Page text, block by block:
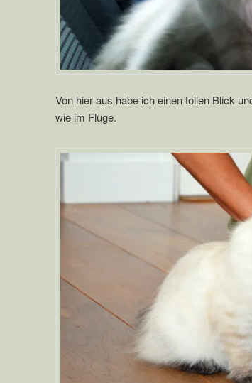
Von hier aus habe ich einen tollen Blick
wie im Fluge.